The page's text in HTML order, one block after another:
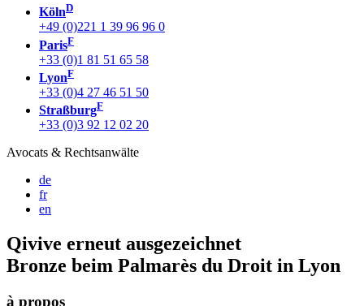
KölnD
+49 (0)221 1 39 96 96 0
ParisF
+33 (0)1 81 51 65 58
LyonF
+33 (0)4 27 46 51 50
StraßburgF
+33 (0)3 92 12 02 20
Avocats & Rechtsanwälte
de
fr
en
Qivive erneut ausgezeichnet
Bronze beim Palmarès du Droit in Lyon
à propos